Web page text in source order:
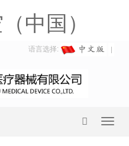
中国）
语言选择: